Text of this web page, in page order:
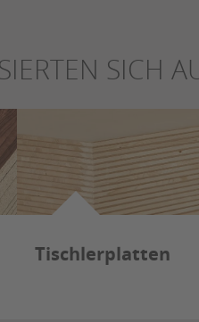
SICH
Tischlerplatten